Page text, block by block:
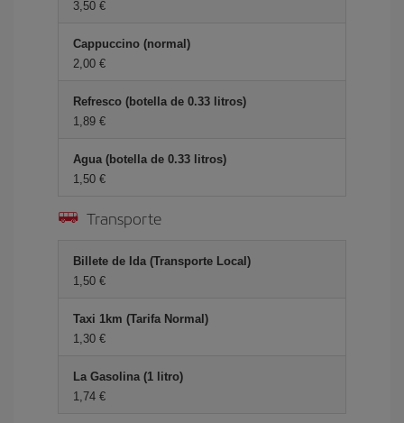
3,50 €
Cappuccino (normal)
2,00 €
Refresco (botella de 0.33 litros)
1,89 €
Agua (botella de 0.33 litros)
1,50 €
Transporte
Billete de Ida (Transporte Local)
1,50 €
Taxi 1km (Tarifa Normal)
1,30 €
La Gasolina (1 litro)
1,74 €